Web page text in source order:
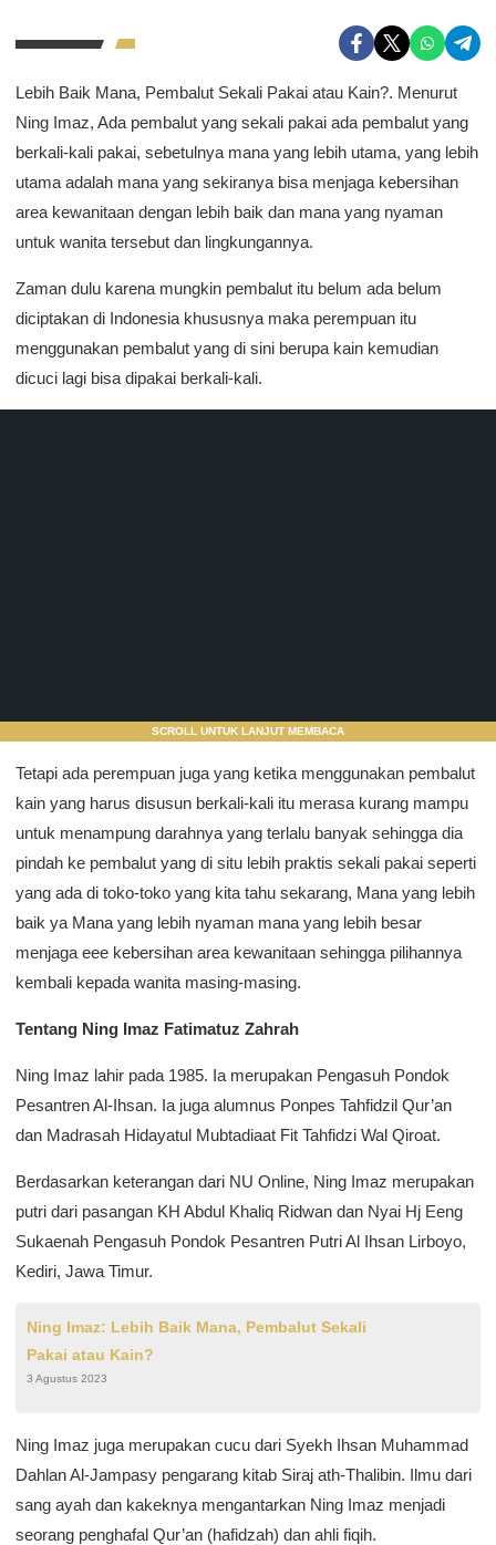
Lebih Baik Mana, Pembalut Sekali Pakai atau Kain?. Menurut
Ning Imaz, Ada pembalut yang sekali pakai ada pembalut yang
berkali-kali pakai, sebetulnya mana yang lebih utama, yang lebih
utama adalah mana yang sekiranya bisa menjaga kebersihan
area kewanitaan dengan lebih baik dan mana yang nyaman
untuk wanita tersebut dan lingkungannya.
Zaman dulu karena mungkin pembalut itu belum ada belum
diciptakan di Indonesia khususnya maka perempuan itu
menggunakan pembalut yang di sini berupa kain kemudian
dicuci lagi bisa dipakai berkali-kali.
SCROLL UNTUK LANJUT MEMBACA
Tetapi ada perempuan juga yang ketika menggunakan pembalut
kain yang harus disusun berkali-kali itu merasa kurang mampu
untuk menampung darahnya yang terlalu banyak sehingga dia
pindah ke pembalut yang di situ lebih praktis sekali pakai seperti
yang ada di toko-toko yang kita tahu sekarang, Mana yang lebih
baik ya Mana yang lebih nyaman mana yang lebih besar
menjaga eee kebersihan area kewanitaan sehingga pilihannya
kembali kepada wanita masing-masing.
Tentang Ning Imaz Fatimatuz Zahrah
Ning Imaz lahir pada 1985. Ia merupakan Pengasuh Pondok
Pesantren Al-Ihsan. Ia juga alumnus Ponpes Tahfidzil Qur’an
dan Madrasah Hidayatul Mubtadiaat Fit Tahfidzi Wal Qiroat.
Berdasarkan keterangan dari NU Online, Ning Imaz merupakan
putri dari pasangan KH Abdul Khaliq Ridwan dan Nyai Hj Eeng
Sukaenah Pengasuh Pondok Pesantren Putri Al Ihsan Lirboyo,
Kediri, Jawa Timur.
Ning Imaz: Lebih Baik Mana, Pembalut Sekali
Pakai atau Kain?
3 Agustus 2023
Ning Imaz juga merupakan cucu dari Syekh Ihsan Muhammad
Dahlan Al-Jampasy pengarang kitab Siraj ath-Thalibin. Ilmu dari
sang ayah dan kakeknya mengantarkan Ning Imaz menjadi
seorang penghafal Qur’an (hafidzah) dan ahli fiqih.